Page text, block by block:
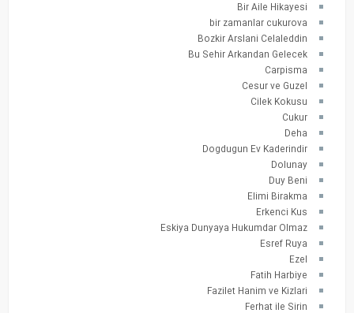
Bir Aile Hikayesi
bir zamanlar cukurova
Bozkir Arslani Celaleddin
Bu Sehir Arkandan Gelecek
Carpisma
Cesur ve Guzel
Cilek Kokusu
Cukur
Deha
Dogdugun Ev Kaderindir
Dolunay
Duy Beni
Elimi Birakma
Erkenci Kus
Eskiya Dunyaya Hukumdar Olmaz
Esref Ruya
Ezel
Fatih Harbiye
Fazilet Hanim ve Kizlari
Ferhat ile Sirin